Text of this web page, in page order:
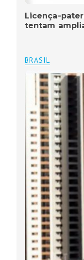
Licença-
tentam
BRASIL